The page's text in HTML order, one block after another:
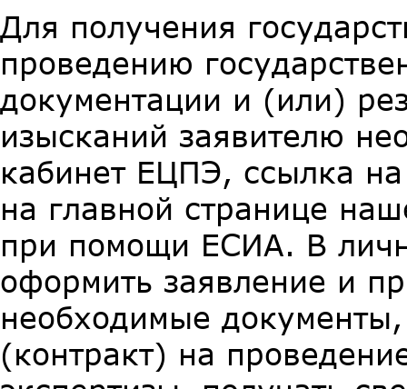
Для получения
проведению
документации и (или)
изысканий заявителю
кабинет ЕЦПЭ, ссылка
на главной странице
при помощи ЕСИА. В
оформить заявление и
необходимые
(контракт) на